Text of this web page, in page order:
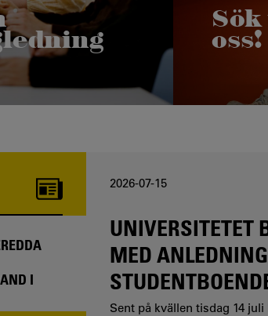
Våra studie- och
dig.
oss!
Här
Karlstads
I
2026-07-15
UNIVERSITETET
MED
Sent på kvällen tisdag 14